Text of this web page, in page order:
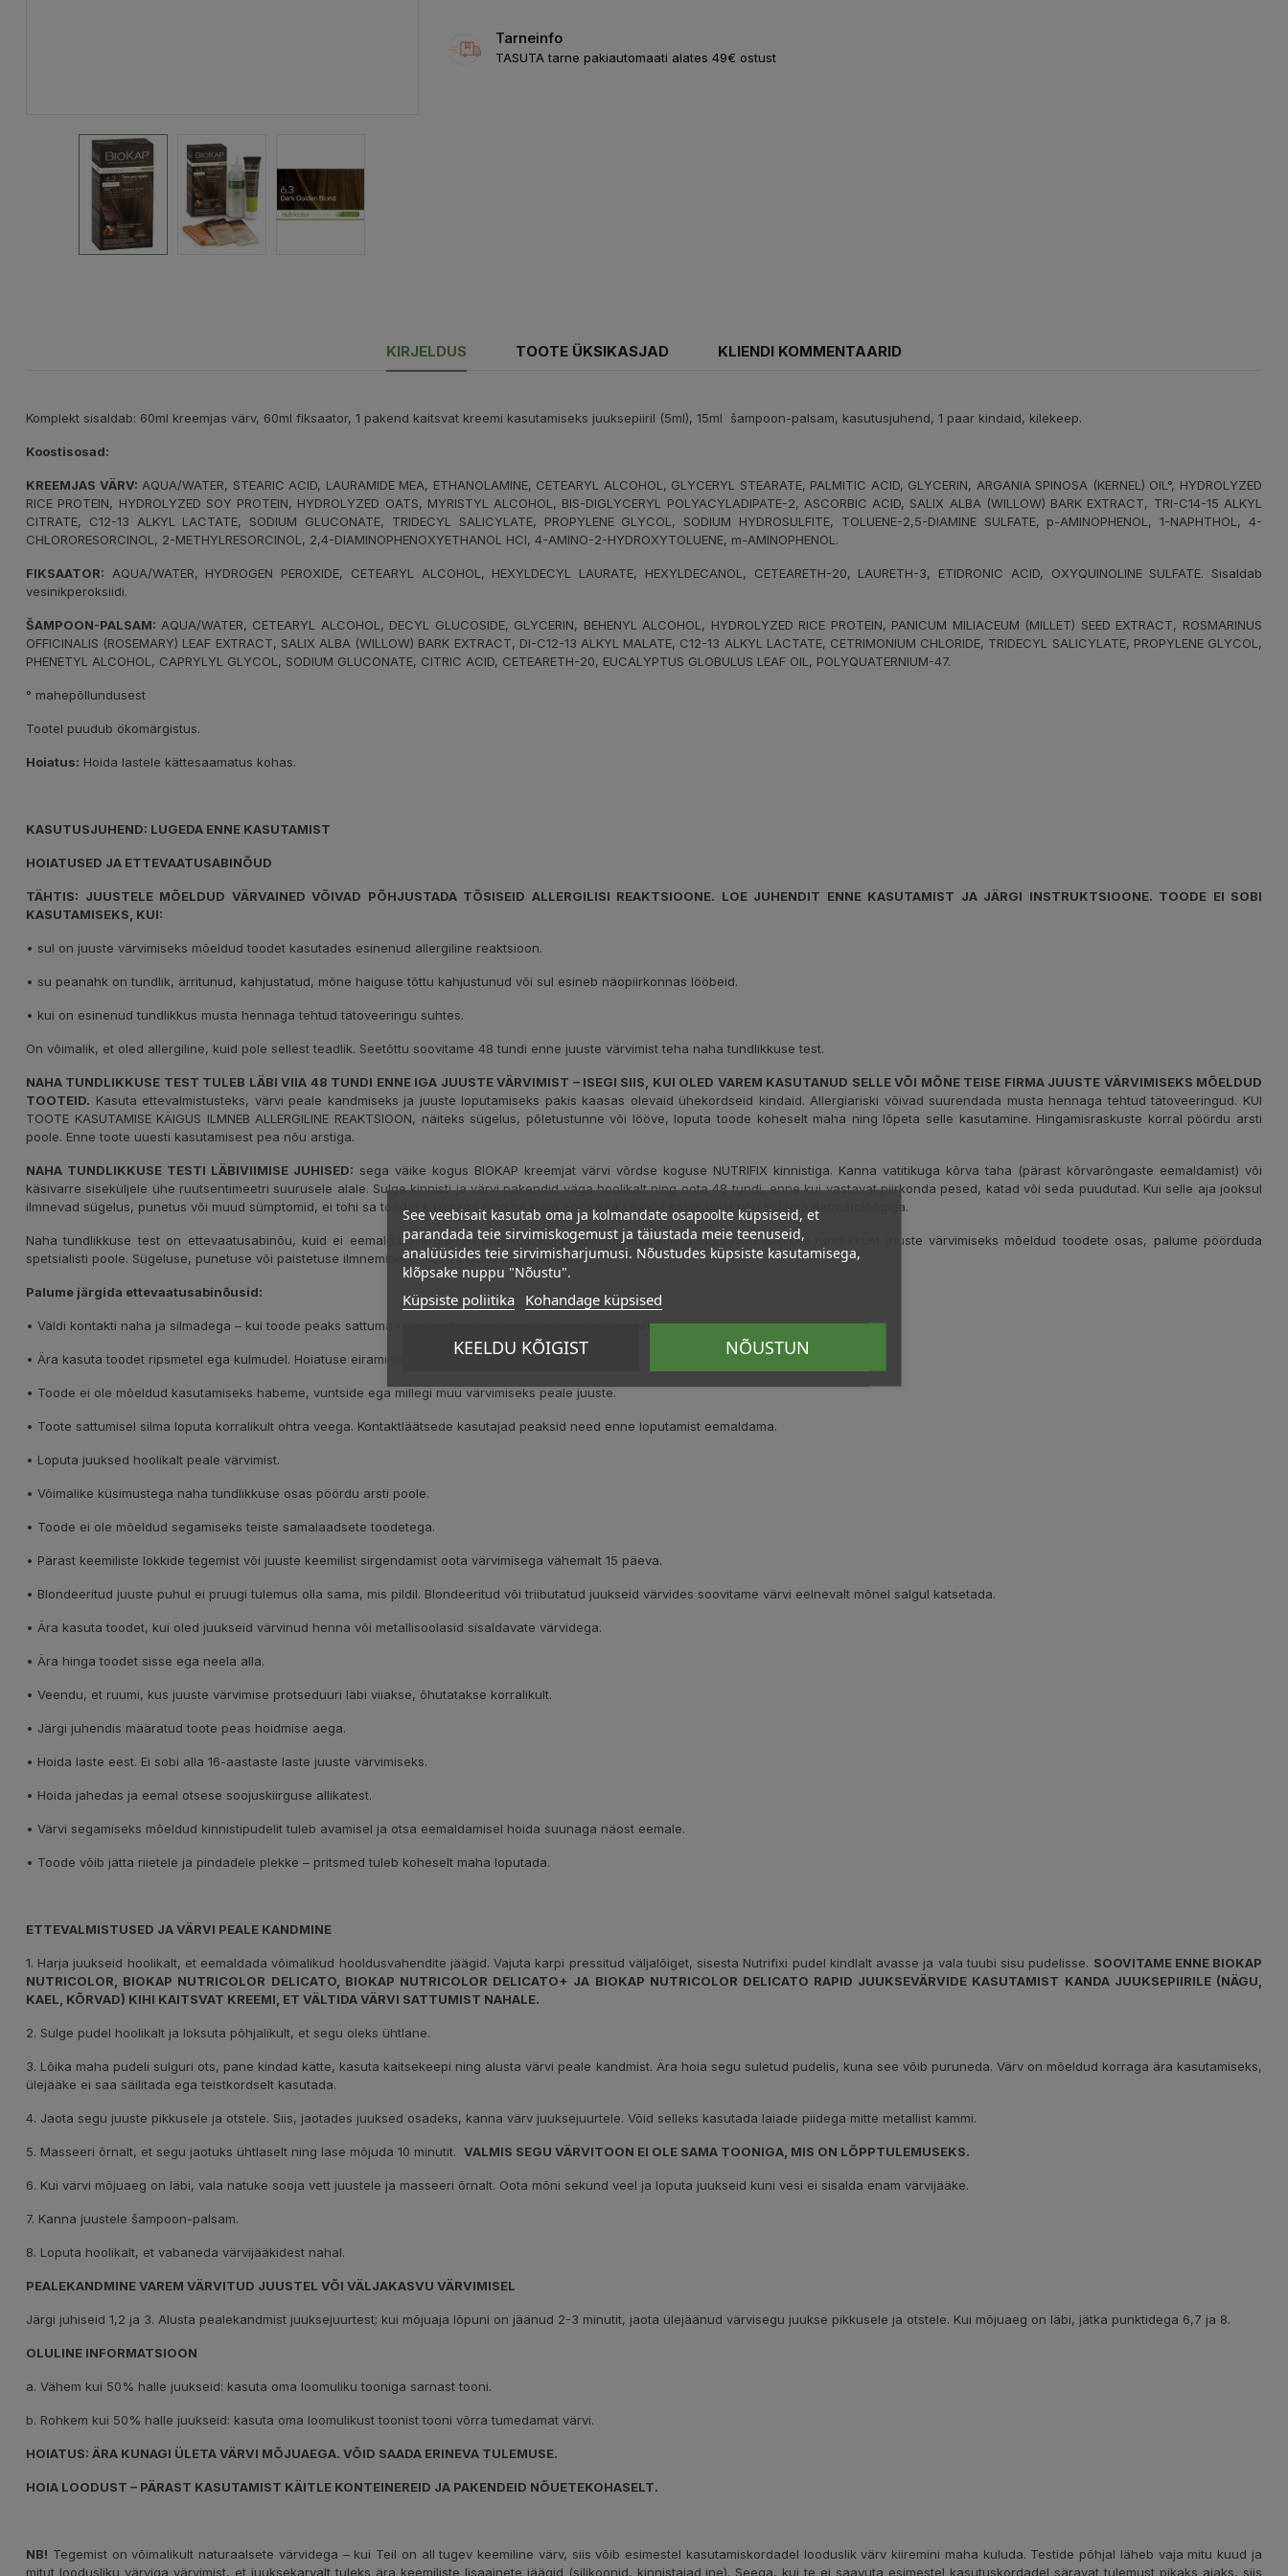
Tarneinfo
TASUTA tarne pakiautomaati alates 49€ ostust
KIRJELDUS TOOTE ÜKSIKASJAD KLIENDI KOMMENTAARID
Komplekt sisaldab: 60ml kreemjas värv, 60ml fiksaator, 1 pakend kaitsvat kreemi kasutamiseks juuksepiiril (5ml), 15ml šampoon-palsam, kasutusjuhend, 1 paar kindaid, kilekeep.
Koostisosad:
KREEMJAS VÄRV: AQUA/WATER, STEARIC ACID, LAURAMIDE MEA, ETHANOLAMINE, CETEARYL ALCOHOL, GLYCERYL STEARATE, PALMITIC ACID, GLYCERIN, ARGANIA SPINOSA (KERNEL) OIL°, HYDROLYZED
RICE PROTEIN, HYDROLYZED SOY PROTEIN, HYDROLYZED OATS, MYRISTYL ALCOHOL, BIS-DIGLYCERYL POLYACYLADIPATE-2, ASCORBIC ACID, SALIX ALBA (WILLOW) BARK EXTRACT, TRI-C14-15 ALKYL
CITRATE, C12-13 ALKYL LACTATE, SODIUM GLUCONATE, TRIDECYL SALICYLATE, PROPYLENE GLYCOL, SODIUM HYDROSULFITE, TOLUENE-2,5-DIAMINE SULFATE, p-AMINOPHENOL, 1-NAPHTHOL, 4-
CHLORORESORCINOL, 2-METHYLRESORCINOL, 2,4-DIAMINOPHENOXYETHANOL HCI, 4-AMINO-2-HYDROXYTOLUENE, m-AMINOPHENOL.
FIKSAATOR: AQUA/WATER, HYDROGEN PEROXIDE, CETEARYL ALCOHOL, HEXYLDECYL LAURATE, HEXYLDECANOL, CETEARETH-20, LAURETH-3, ETIDRONIC ACID, OXYQUINOLINE SULFATE. Sisaldab
vesinikperoksiidi.
ŠAMPOON-PALSAM: AQUA/WATER, CETEARYL ALCOHOL, DECYL GLUCOSIDE, GLYCERIN, BEHENYL ALCOHOL, HYDROLYZED RICE PROTEIN, PANICUM MILIACEUM (MILLET) SEED EXTRACT, ROSMARINUS
OFFICINALIS (ROSEMARY) LEAF EXTRACT, SALIX ALBA (WILLOW) BARK EXTRACT, DI-C12-13 ALKYL MALATE, C12-13 ALKYL LACTATE, CETRIMONIUM CHLORIDE, TRIDECYL SALICYLATE, PROPYLENE GLYCOL,
PHENETYL ALCOHOL, CAPRYLYL GLYCOL, SODIUM GLUCONATE, CITRIC ACID, CETEARETH-20, EUCALYPTUS GLOBULUS LEAF OIL, POLYQUATERNIUM-47.
° mahepõllundusest
Tootel puudub ökomärgistus.
Hoiatus: Hoida lastele kättesaamatus kohas.
KASUTUSJUHEND: LUGEDA ENNE KASUTAMIST
HOIATUSED JA ETTEVAATUSABINÕUD
TÄHTIS: JUUSTELE MÕELDUD VÄRVAINED VÕIVAD PÕHJUSTADA TÕSISEID ALLERGILISI REAKTSIOONE. LOE JUHENDIT ENNE KASUTAMIST JA JÄRGI INSTRUKTSIOONE. TOODE EI SOBI
KASUTAMISEKS, KUI:
• sul on juuste värvimiseks mõeldud toodet kasutades esinenud allergiline reaktsioon.
• su peanahk on tundlik, ärritunud, kahjustatud, mõne haiguse tõttu kahjustunud või sul esineb näopiirkonnas lööbeid.
• kui on esinenud tundlikkus musta hennaga tehtud tätoveeringu suhtes.
On võimalik, et oled allergiline, kuid pole sellest teadlik. Seetõttu soovitame 48 tundi enne juuste värvimist teha naha tundlikkuse test.
NAHA TUNDLIKKUSE TEST TULEB LÄBI VIIA 48 TUNDI ENNE IGA JUUSTE VÄRVIMIST – ISEGI SIIS, KUI OLED VAREM KASUTANUD SELLE VÕI MÕNE TEISE FIRMA JUUSTE VÄRVIMISEKS MÕELDUD
TOOTEID. Kasuta ettevalmistusteks, värvi peale kandmiseks ja juuste loputamiseks pakis kaasas olevaid ühekordseid kindaid. Allergiariski võivad suurendada musta hennaga tehtud tätoveeringud. KUI
TOOTE KASUTAMISE KÄIGUS ILMNEB ALLERGILINE REAKTSIOON, näiteks sügelus, põletustunne või lööve, loputa toode koheselt maha ning lõpeta selle kasutamine. Hingamisraskuste korral pöördu arsti
poole. Enne toote uuesti kasutamisest pea nõu arstiga.
NAHA TUNDLIKKUSE TESTI LÄBIVIIMISE JUHISED: sega väike kogus BIOKAP kreemjat värvi võrdse koguse NUTRIFIX kinnistiga. Kanna vatitikuga kõrva taha (pärast kõrvarõngaste eemaldamist) või
käsivarre siseküljele ühe ruutsentimeetri suurusele alale. Sulge kinnisti ja värvi pakendid väga hoolikalt ning oota 48 tundi, enne kui vastavat piirkonda pesed, katad või seda puudutad. Kui selle aja jooksul
ilmnevad sügelus, punetus või muud sümptomid, ei tohi sa toodet kasutada ning peaksid enne juuksevärvi kasutamist nõu pidama dermatoloogiga.
Naha tundlikkuse test on ettevaatusabinõu, kuid ei eemalda allergiariski täielikult. Kõigi küsimustega, mis puudutavad isiklikku tundlikkust juuste värvimiseks mõeldud toodete osas, palume pöörduda
spetsialisti poole. Sügeluse, punetuse või paistetuse ilmnemisel EI TOHI TOODET KASUTADA.
Palume järgida ettevaatusabinõusid:
• Väldi kontakti naha ja silmadega – kui toode peaks sattuma nahale või silma, loputa koheselt ohtra veega.
• Ära kasuta toodet ripsmetel ega kulmudel. Hoiatuse eiramine võib lõppeda pimedaks jäämisega.
• Toode ei ole mõeldud kasutamiseks habeme, vuntside ega millegi muu värvimiseks peale juuste.
• Toote sattumisel silma loputa korralikult ohtra veega. Kontaktläätsede kasutajad peaksid need enne loputamist eemaldama.
• Loputa juuksed hoolikalt peale värvimist.
• Võimalike küsimustega naha tundlikkuse osas pöördu arsti poole.
• Toode ei ole mõeldud segamiseks teiste samalaadsete toodetega.
• Pärast keemiliste lokkide tegemist või juuste keemilist sirgendamist oota värvimisega vähemalt 15 päeva.
• Blondeeritud juuste puhul ei pruugi tulemus olla sama, mis pildil. Blondeeritud või triibutatud juukseid värvides soovitame värvi eelnevalt mõnel salgul katsetada.
• Ära kasuta toodet, kui oled juukseid värvinud henna või metallisoolasid sisaldavate värvidega.
• Ära hinga toodet sisse ega neela alla.
• Veendu, et ruumi, kus juuste värvimise protseduuri läbi viiakse, õhutatakse korralikult.
• Järgi juhendis määratud toote peas hoidmise aega.
• Hoida laste eest. Ei sobi alla 16-aastaste laste juuste värvimiseks.
• Hoida jahedas ja eemal otsese soojuskiirguse allikatest.
• Värvi segamiseks mõeldud kinnistipudelit tuleb avamisel ja otsa eemaldamisel hoida suunaga näost eemale.
• Toode võib jätta riietele ja pindadele plekke – pritsmed tuleb koheselt maha loputada.
ETTEVALMISTUSED JA VÄRVI PEALE KANDMINE
1. Harja juukseid hoolikalt, et eemaldada võimalikud hooldusvahendite jäägid. Vajuta karpi pressitud väljalõiget, sisesta Nutrifixi pudel kindlalt avasse ja vala tuubi sisu pudelisse. SOOVITAME ENNE BIOKAP
NUTRICOLOR, BIOKAP NUTRICOLOR DELICATO, BIOKAP NUTRICOLOR DELICATO+ JA BIOKAP NUTRICOLOR DELICATO RAPID JUUKSEVÄRVIDE KASUTAMIST KANDA JUUKSEPIIRILE (NÄGU,
KAEL, KÕRVAD) KIHI KAITSVAT KREEMI, ET VÄLTIDA VÄRVI SATTUMIST NAHALE.
2. Sulge pudel hoolikalt ja loksuta põhjalikult, et segu oleks ühtlane.
3. Lõika maha pudeli sulguri ots, pane kindad kätte, kasuta kaitsekeepi ning alusta värvi peale kandmist. Ära hoia segu suletud pudelis, kuna see võib puruneda. Värv on mõeldud korraga ära kasutamiseks,
ülejääke ei saa säilitada ega teistkordselt kasutada.
4. Jaota segu juuste pikkusele ja otstele. Siis, jaotades juuksed osadeks, kanna värv juuksejuurtele. Võid selleks kasutada laiade piidega mitte metallist kammi.
5. Masseeri õrnalt, et segu jaotuks ühtlaselt ning lase mõjuda 10 minutit. VALMIS SEGU VÄRVITOON EI OLE SAMA TOONIGA, MIS ON LÕPPTULEMUSEKS.
6. Kui värvi mõjuaeg on läbi, vala natuke sooja vett juustele ja masseeri õrnalt. Oota mõni sekund veel ja loputa juukseid kuni vesi ei sisalda enam värvijääke.
7. Kanna juustele šampoon-palsam.
8. Loputa hoolikalt, et vabaneda värvijääkidest nahal.
PEALEKANDMINE VAREM VÄRVITUD JUUSTEL VÕI VÄLJAKASVU VÄRVIMISEL
Järgi juhiseid 1,2 ja 3. Alusta pealekandmist juuksejuurtest; kui mõjuaja lõpuni on jäänud 2-3 minutit, jaota ülejäänud värvisegu juukse pikkusele ja otstele. Kui mõjuaeg on läbi, jätka punktidega 6,7 ja 8.
OLULINE INFORMATSIOON
a. Vähem kui 50% halle juukseid: kasuta oma loomuliku tooniga sarnast tooni.
b. Rohkem kui 50% halle juukseid: kasuta oma loomulikust toonist tooni võrra tumedamat värvi.
HOIATUS: ÄRA KUNAGI ÜLETA VÄRVI MÕJUAEGA. VÕID SAADA ERINEVA TULEMUSE.
HOIA LOODUST – PÄRAST KASUTAMIST KÄITLE KONTEINEREID JA PAKENDEID NÕUETEKOHASELT.
NB! Tegemist on võimalikult naturaalsete värvidega – kui Teil on all tugev keemiline värv, siis võib esimestel kasutamiskordadel looduslik värv kiiremini maha kuluda. Testide põhjal läheb vaja mitu kuud ja
mitut loodusliku värviga värvimist, et juuksekarvalt tuleks ära keemiliste lisaainete jäägid (silikoonid, kinnistajad jne). Seega, kui te ei saavuta esimestel kasutuskordadel säravat tulemust pikaks ajaks, siis
See veebisait kasutab oma ja kolmandate osapoolte küpsiseid, et
parandada teie sirvimiskogemust ja täiustada meie teenuseid,
analüüsides teie sirvimisharjumusi. Nõustudes küpsiste kasutamisega,
klõpsake nuppu "Nõustu".
Küpsiste poliitika Kohandage küpsised
KEELDU KÕIGIST NÕUSTUN